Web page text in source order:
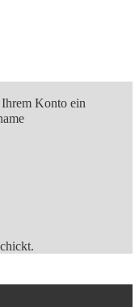
Konto ein